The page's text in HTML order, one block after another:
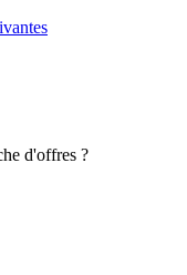
d'offres ?